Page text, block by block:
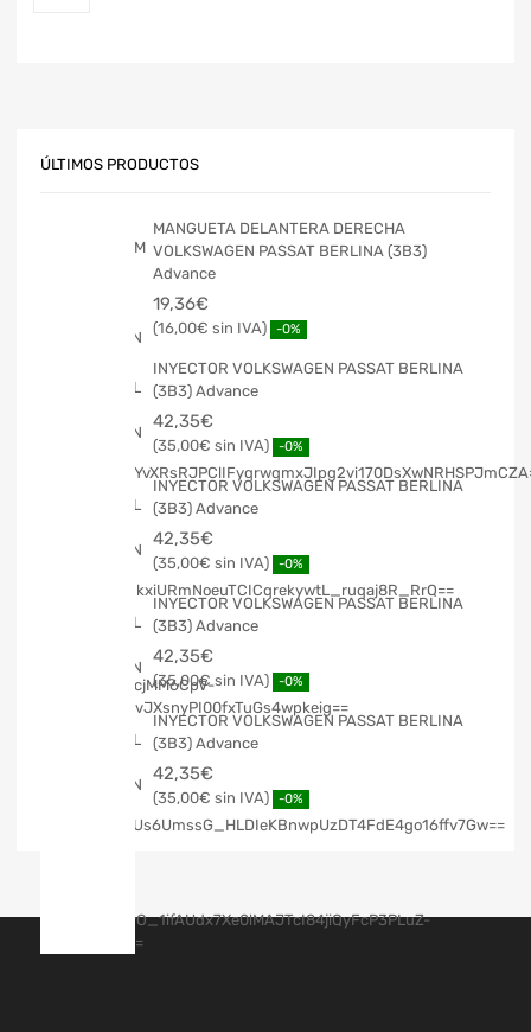
ÚLTIMOS PRODUCTOS
MANGUETA DELANTERA DERECHA
VOLKSWAGEN PASSAT BERLINA (3B3)
Advance
19,36€
16,00€ -0%
INYECTOR VOLKSWAGEN PASSAT BERLINA
(3B3) Advance
42,35€
35,00€ -0%
INYECTOR VOLKSWAGEN PASSAT BERLINA
(3B3) Advance
42,35€
35,00€ -0%
INYECTOR VOLKSWAGEN PASSAT BERLINA
(3B3) Advance
42,35€
35,00€ -0%
INYECTOR VOLKSWAGEN PASSAT BERLINA
(3B3) Advance
42,35€
35,00€ -0%